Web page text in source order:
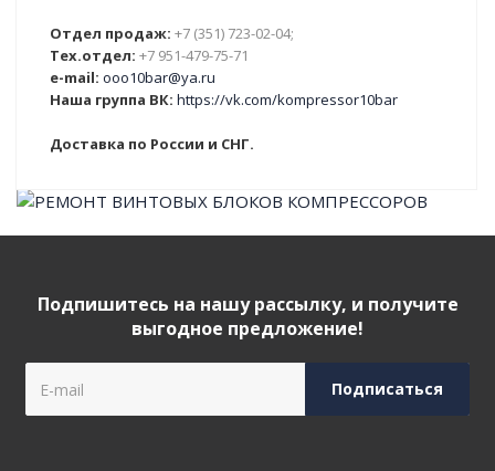
Отдел продаж: +7 (351) 723-02-04;
Тех.отдел: +7 951-479-75-71
e-mail: ooo10bar@ya.ru
Наша группа ВК: https://vk.com/kompressor10bar
Доставка по России и СНГ.
Подпишитесь на нашу рассылку, и получите
выгодное предложение!